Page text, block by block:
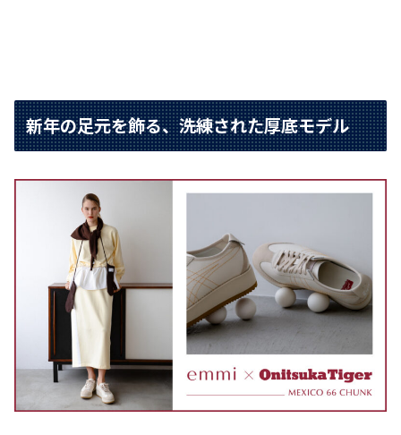
新年の足元を飾る、洗練された厚底モデル